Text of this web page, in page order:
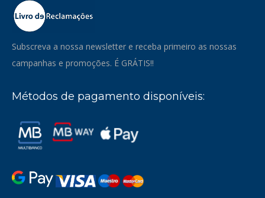
Subscreva a nossa newsletter e receba primeiro as nossas
campanhas e promoções. É GRÁTIS!!
Métodos de pagamento disponíveis: